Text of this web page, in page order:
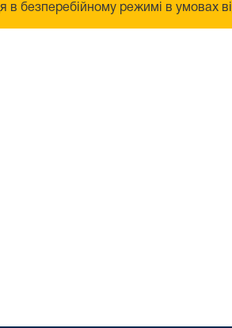
безперебійному режимі в умовах